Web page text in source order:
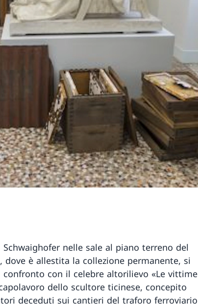
Schwaighofer nelle sale al piano terreno del
dove è allestita la collezione permanente, si
con il celebre altorilievo «Le vittime
dello scultore ticinese, concepito
deceduti sui cantieri del traforo ferroviario